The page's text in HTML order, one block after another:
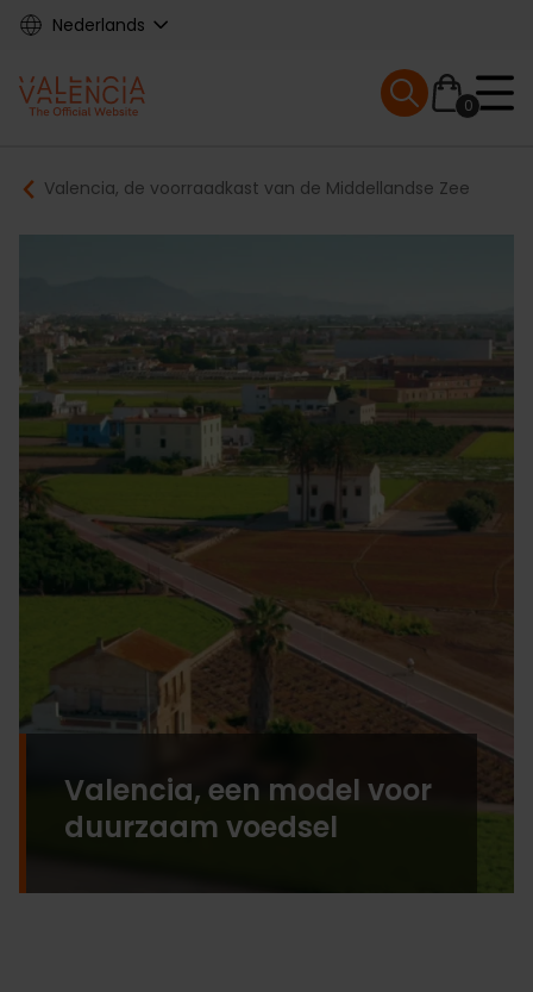
Skip
content
Nederlands
Main
navigation
0
Mobile menu
Breadcrumb
Valencia, de voorraadkast van de Middellandse Zee
Valencia, een model voor
duurzaam voedsel